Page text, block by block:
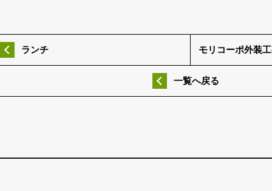
ランチ モリコーポ外装
一覧へ戻る